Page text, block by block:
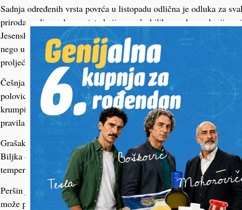
Sadnja određenih vrsta povrća u listopadu odlična je odluka za
priroda nudi posebne uvjete koji pomažu biljkama da se
Jesenske temperature su umjerene, tlo zadržava dovoljno vlage,
nego u toplijem dijelu godine. Na taj način stvara se čvrsta
proljeće.
Češnjak je jedno od najzahvalnijih povrća za jesensku sadnju.
polovici listopada, u plodno, rahlo i dovoljno vlažno tlo. Posebno
krumpira, kupusnjača, mrkve, tikvica, salate ili krastavaca. Ako
pravilan razmak, razvija krupne i zdrave glavice spremne za berbu
Grašak posađen u listopadu daje raniji, obilniji i kvalitetniji prinos
Biljka dobro podnosi hladnoću i tijekom zime razvija snažan
temperature podignu, brzo raste i donosi mahune pune okusa i
Peršin je još jedna kultura koja se uspješno sadi u jesen. Najbolje
može podnijeti temperature i do minus dvadeset stupnjeva,